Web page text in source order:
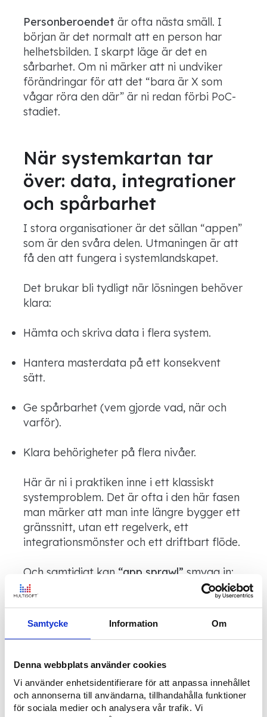
Samtycke Information Om
Denna webbplats använder cookies
Vi använder enhetsidentifierare för att anpassa innehållet
och annonserna till användarna, tillhandahålla funktioner
för sociala medier och analysera vår trafik. Vi
Personberoendet är ofta nästa smäll. I
början är det normalt att en person har
helhetsbilden. I skarpt läge är det en
sårbarhet. Om ni märker att ni undviker
förändringar för att det “bara är X som
vågar röra den där” är ni redan förbi PoC-
stadiet.
När systemkartan tar
över: data, integrationer
och spårbarhet
I stora organisationer är det sällan “appen”
som är den svåra delen. Utmaningen är att
få den att fungera i systemlandskapet.
Det brukar bli tydligt när lösningen behöver
klara:
Hämta och skriva data i flera system.
Hantera masterdata på ett konsekvent
sätt.
Ge spårbarhet (vem gjorde vad, när och
varför).
Klara behörigheter på flera nivåer.
Här är ni i praktiken inne i ett klassiskt
systemproblem. Det är ofta i den här fasen
man märker att man inte längre bygger ett
gränssnitt, utan ett regelverk, ett
integrationsmönster och ett driftbart flöde.
Och samtidigt kan “app sprawl” smyga in:
flera team bygger varianter av samma sak.
Det kan kännas innovativt, men utan
struktur blir det svårt att veta vad som är
standard, vad som är lokalt, och vilka
Eller ”shadow automation”
: När
medarbetare eller team bygger egna
automationsflöden utan gemensamma